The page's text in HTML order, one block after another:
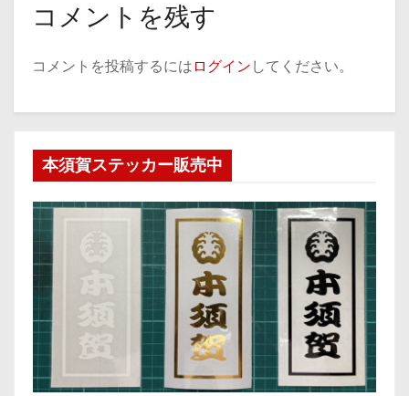
コメントを残す
コメントを投稿するにはログインしてください。
本須賀ステッカー販売中